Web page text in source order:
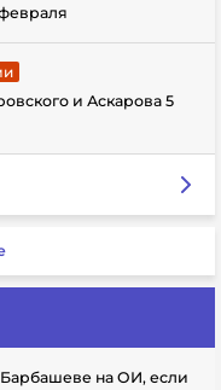
и Аскарова 5
на ОИ, если